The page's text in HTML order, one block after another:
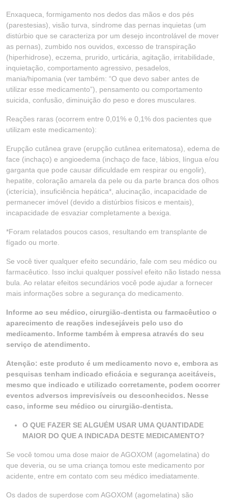
Enxaqueca, formigamento nos dedos das mãos e dos pés
(parestesias), visão turva, síndrome das pernas inquietas (um
distúrbio que se caracteriza por um desejo incontrolável de mover
as pernas), zumbido nos ouvidos, excesso de transpiração
(hiperhidrose), eczema, prurido, urticária, agitação, irritabilidade,
inquietação, comportamento agressivo, pesadelos,
mania/hipomania (ver também: “O que devo saber antes de
utilizar esse medicamento”), pensamento ou comportamento
suicida, confusão, diminuição do peso e dores musculares.
Reações raras (ocorrem entre 0,01% e 0,1% dos pacientes que
utilizam este medicamento):
Erupção cutânea grave (erupção cutânea eritematosa), edema de
face (inchaço) e angioedema (inchaço de face, lábios, língua e/ou
garganta que pode causar dificuldade em respirar ou engolir),
hepatite, coloração amarela da pele ou da parte branca dos olhos
(icterícia), insuficiência hepática*, alucinação, incapacidade de
permanecer imóvel (devido a distúrbios físicos e mentais),
incapacidade de esvaziar completamente a bexiga.
*Foram relatados poucos casos, resultando em transplante de
fígado ou morte.
Se você tiver qualquer efeito secundário, fale com seu médico ou
farmacêutico. Isso inclui qualquer possível efeito não listado nessa
bula. Ao relatar efeitos secundários você pode ajudar a fornecer
mais informações sobre a segurança do medicamento.
Informe ao seu médico, cirurgião-dentista ou farmacêutico o
aparecimento de reações indesejáveis pelo uso do
medicamento. Informe também à empresa através do seu
serviço de atendimento.
Atenção: este produto é um medicamento novo e, embora as
pesquisas tenham indicado eficácia e segurança aceitáveis,
mesmo que indicado e utilizado corretamente, podem ocorrer
eventos adversos imprevisíveis ou desconhecidos. Nesse
caso, informe seu médico ou cirurgião-dentista.
O QUE FAZER SE ALGUÉM USAR UMA QUANTIDADE
MAIOR DO QUE A INDICADA DESTE MEDICAMENTO?
Se você tomou uma dose maior de AGOXOM (agomelatina) do
que deveria, ou se uma criança tomou este medicamento por
acidente, entre em contato com seu médico imediatamente.
Os dados de superdose com AGOXOM (agomelatina) são